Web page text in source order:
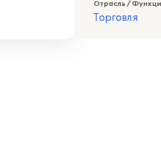
Отрасль /
Торговля